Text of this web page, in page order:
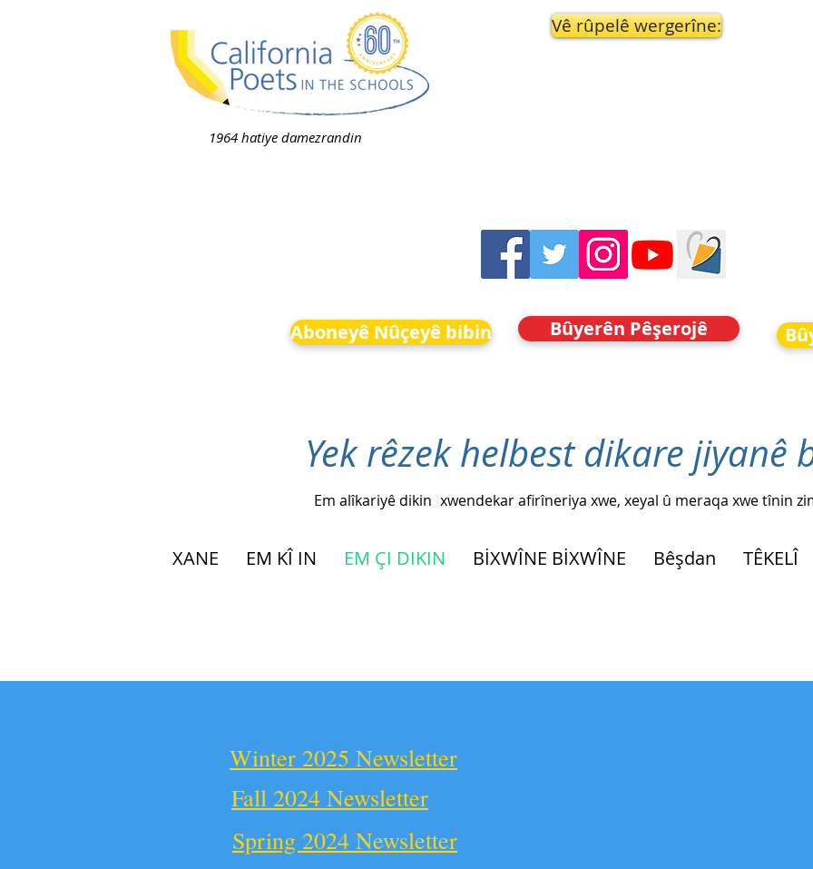
1964 hatiye damezrandin
Vê rûpelê wergerîne:
Aboneyê Nûçeyê bibin Bûyerên Pêşerojê
Yek rêzek helbest dikare jiyanê
Em alîkariyê dikin xwendekar afirîneriya xwe, xeyal û meraqa xwe tînin
XANE EM KÎ IN EM ÇI DIKIN BİXWÎNE BİXWÎNE Bêşdan TÊKELÎ
Winter 2025 Newsletter
Fall 2024 Newsletter
Spring 2024 Newsletter